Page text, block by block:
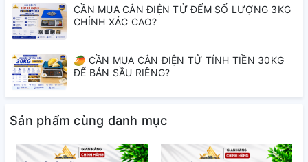
👉 SUPER-SS giải quyết triệt để:
CẦN MUA CÂN ĐIỆN TỬ ĐẾM SỐ LƯỢNG 3KG
CHÍNH XÁC CAO?
🥭 CẦN MUA CÂN ĐIỆN TỬ TÍNH TIỀN 30KG
ĐỂ BÁN SẦU RIÊNG?
Sản phẩm cùng danh mục